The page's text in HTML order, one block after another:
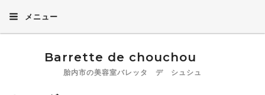
メニュー
Barrette de chouchou
胎内市の美容室バレッタ デ シュシュ